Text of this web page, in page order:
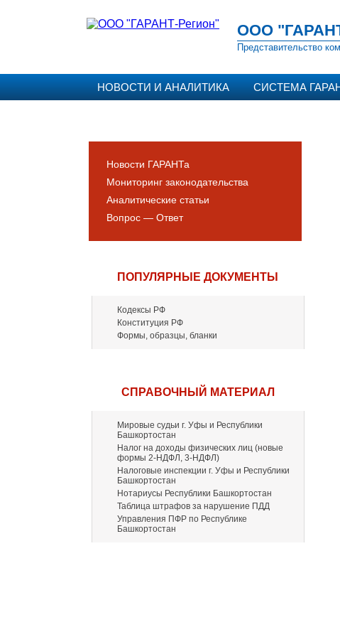
ООО
Представительство
НОВОСТИ И АНАЛИТИКА СИСТЕМА
Новости ГАРАНТа
Мониторинг законодательства
Аналитические статьи
Вопрос — Ответ
ПОПУЛЯРНЫЕ ДОКУМЕНТЫ
Кодексы РФ
Конституция РФ
Формы, образцы, бланки
СПРАВОЧНЫЙ МАТЕРИАЛ
Мировые судьи г. Уфы и Республики
Башкортостан
Налог на доходы физических лиц (новые
формы 2-НДФЛ, 3-НДФЛ)
Налоговые инспекции г. Уфы и Республики
Башкортостан
Нотариусы Республики Башкортостан
Таблица штрафов за нарушение ПДД
Управления ПФР по Республике
Башкортостан